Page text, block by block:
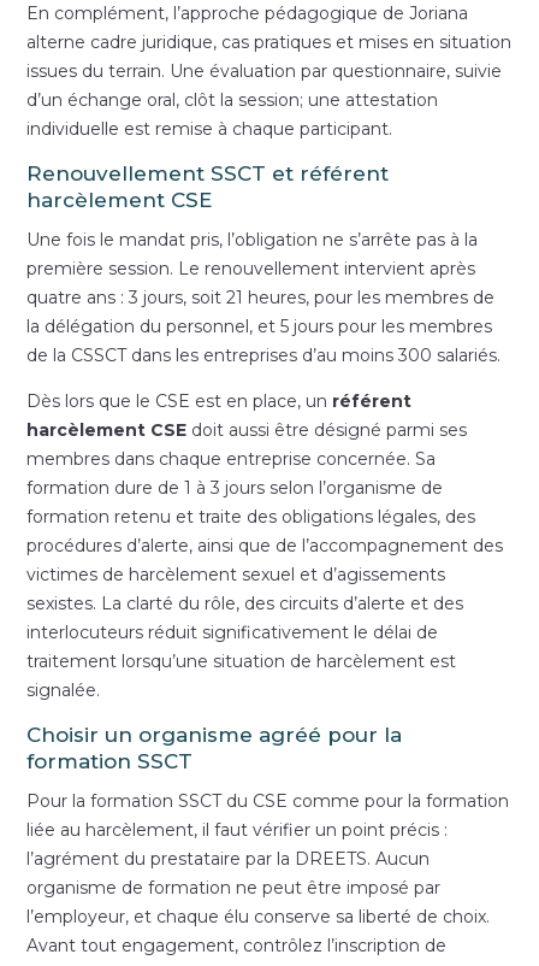
En complément, l’approche pédagogique de Joriana
alterne cadre juridique, cas pratiques et mises en situation
issues du terrain. Une évaluation par questionnaire, suivie
d’un échange oral, clôt la session; une attestation
individuelle est remise à chaque participant.
Renouvellement SSCT et référent
harcèlement CSE
Une fois le mandat pris, l’obligation ne s’arrête pas à la
première session. Le renouvellement intervient après
quatre ans : 3 jours, soit 21 heures, pour les membres de
la délégation du personnel, et 5 jours pour les membres
de la CSSCT dans les entreprises d’au moins 300 salariés.
Dès lors que le CSE est en place, un référent
harcèlement CSE doit aussi être désigné parmi ses
membres dans chaque entreprise concernée. Sa
formation dure de 1 à 3 jours selon l’organisme de
formation retenu et traite des obligations légales, des
procédures d’alerte, ainsi que de l’accompagnement des
victimes de harcèlement sexuel et d’agissements
sexistes. La clarté du rôle, des circuits d’alerte et des
interlocuteurs réduit significativement le délai de
traitement lorsqu’une situation de harcèlement est
signalée.
Choisir un organisme agréé pour la
formation SSCT
Pour la formation SSCT du CSE comme pour la formation
liée au harcèlement, il faut vérifier un point précis :
l’agrément du prestataire par la DREETS. Aucun
organisme de formation ne peut être imposé par
l’employeur, et chaque élu conserve sa liberté de choix.
Avant tout engagement, contrôlez l’inscription de